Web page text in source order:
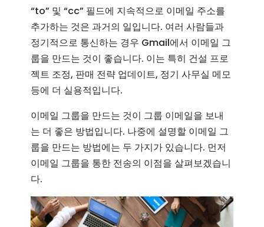
“to” 및 “cc” 필드에 지속적으로 이메일 주소를
추가하는 것은 과거의 일입니다. 여러 사람들과
정기적으로 통신하는 경우 Gmail에서 이메일 그
룹을 만드는 것이 좋습니다. 이는 특히 건설 프로
젝트 조정, 판매 전략 업데이트, 정기 사무실 메모
등에 더 실용적입니다.
이메일 그룹을 만드는 것이 그룹 이메일을 보내
는 더 좋은 방법입니다. 나중에 설명할 이메일 그
룹을 만드는 방법에는 두 가지가 있습니다. 먼저
이메일 그룹을 통한 전송의 이점을 살펴보겠습니
다.